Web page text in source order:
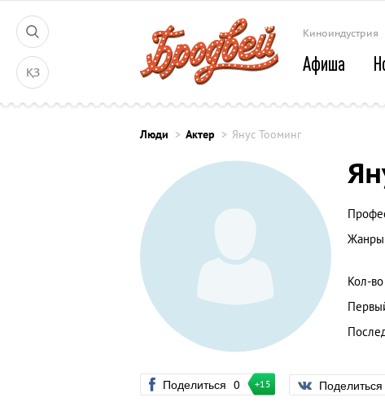
ҚЗ
Киноиндустрия
Афиша
Люди Актер Янус Тооминг
Жанры
Кол-
Поделиться 0 +15 Поделиться